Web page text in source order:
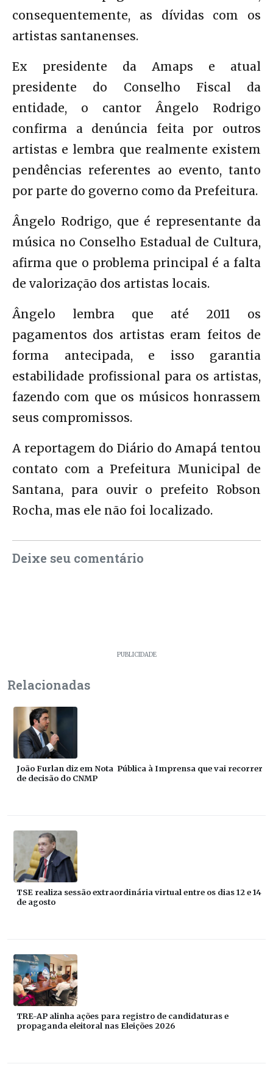
consequentemente, as dívidas com os
artistas santanenses.
Ex presidente da Amaps e atual
presidente do Conselho Fiscal da
entidade, o cantor Ângelo Rodrigo
confirma a denúncia feita por outros
artistas e lembra que realmente existem
pendências referentes ao evento, tanto
por parte do governo como da Prefeitura.
Ângelo Rodrigo, que é representante da
música no Conselho Estadual de Cultura,
afirma que o problema principal é a falta
de valorização dos artistas locais.
Ângelo lembra que até 2011 os
pagamentos dos artistas eram feitos de
forma antecipada, e isso garantia
estabilidade profissional para os artistas,
fazendo com que os músicos honrassem
seus compromissos.
A reportagem do Diário do Amapá tentou
contato com a Prefeitura Municipal de
Santana, para ouvir o prefeito Robson
Rocha, mas ele não foi localizado.
Deixe seu comentário
PUBLICIDADE
Relacionadas
João Furlan diz em Nota Pública à Imprensa que vai recorrer
de decisão do CNMP
TSE realiza sessão extraordinária virtual entre os dias 12 e 14
de agosto
TRE-AP alinha ações para registro de candidaturas e
propaganda eleitoral nas Eleições 2026